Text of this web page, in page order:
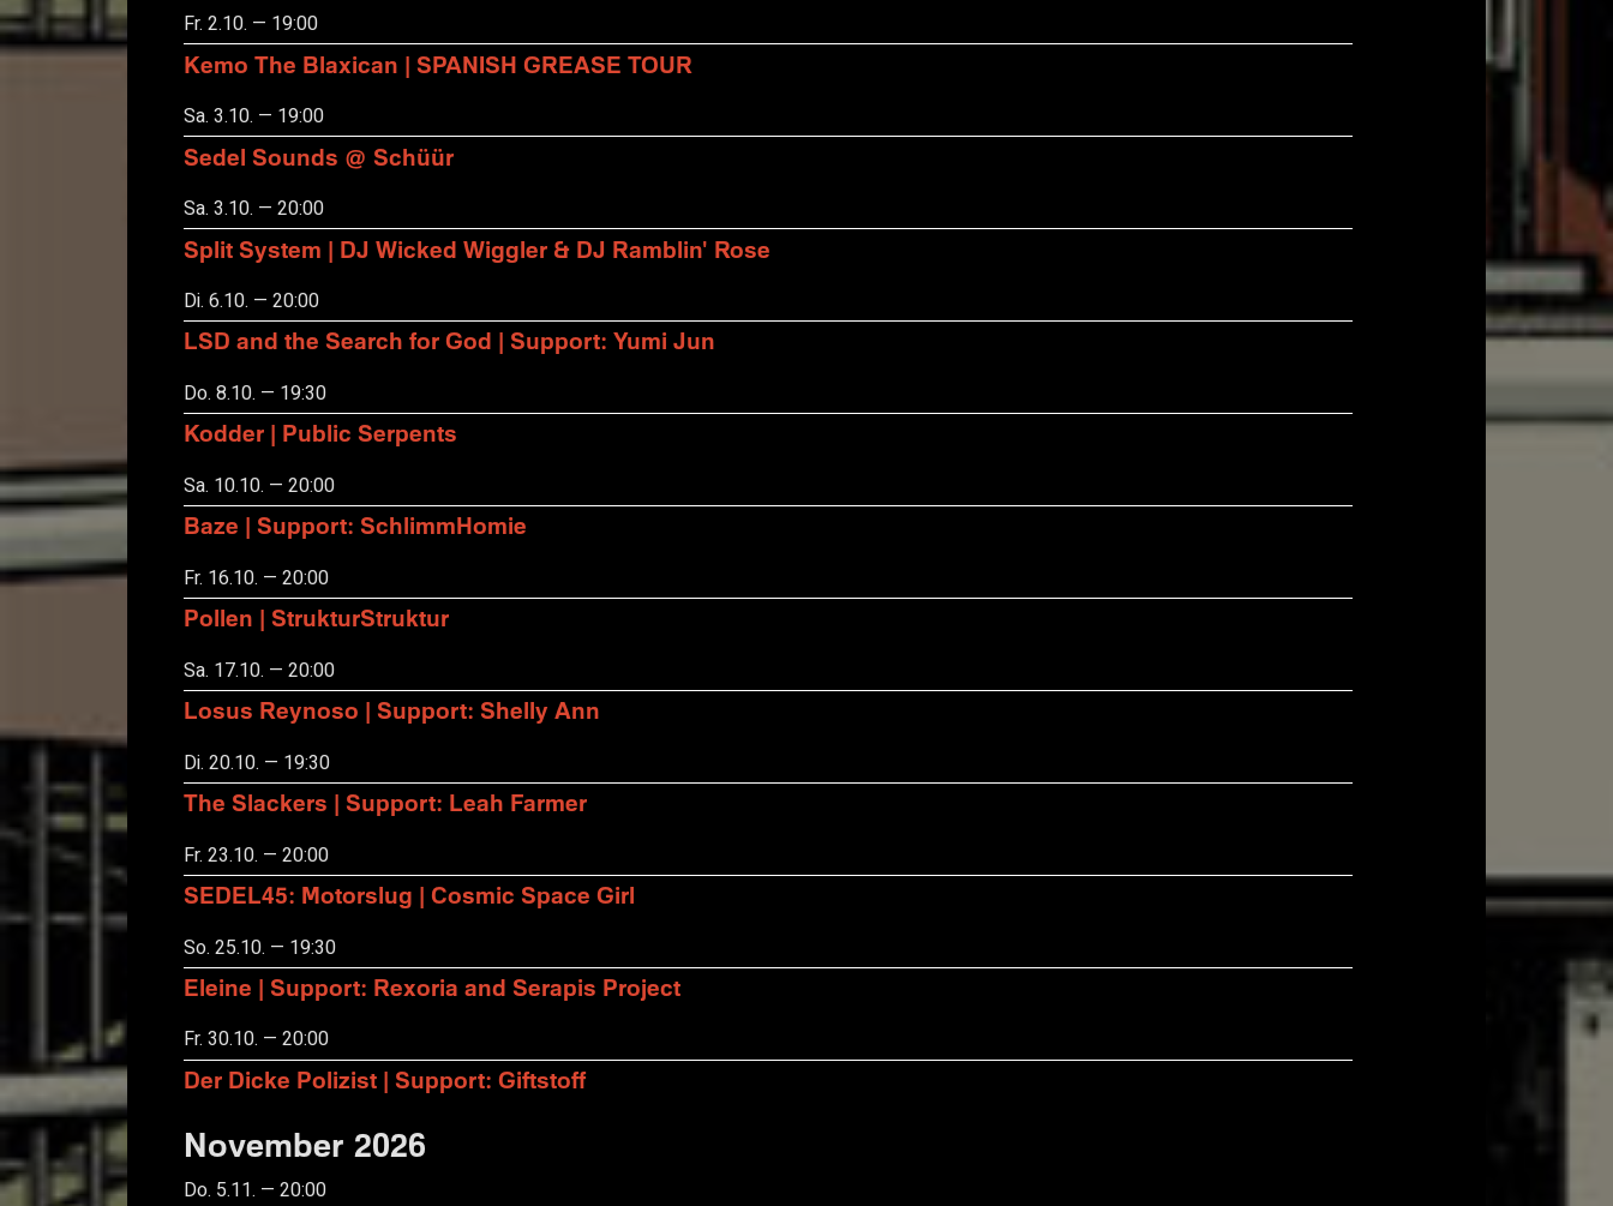
Fr. 2.10. — 19:00
Kemo The Blaxican | SPANISH GREASE TOUR
Sa. 3.10. — 19:00
Sedel Sounds @ Schüür
Sa. 3.10. — 20:00
Split System | DJ Wicked Wiggler & DJ Ramblin' Rose
Di. 6.10. — 20:00
LSD and the Search for God | Support: Yumi Jun
Do. 8.10. — 19:30
Kodder | Public Serpents
Sa. 10.10. — 20:00
Baze | Support: SchlimmHomie
Fr. 16.10. — 20:00
Pollen | StrukturStruktur
Sa. 17.10. — 20:00
Losus Reynoso | Support: Shelly Ann
Di. 20.10. — 19:30
The Slackers | Support: Leah Farmer
Fr. 23.10. — 20:00
SEDEL45: Motorslug | Cosmic Space Girl
So. 25.10. — 19:30
Eleine | Support: Rexoria and Serapis Project
Fr. 30.10. — 20:00
Der Dicke Polizist | Support: Giftstoff
November 2026
Do. 5.11. — 20:00